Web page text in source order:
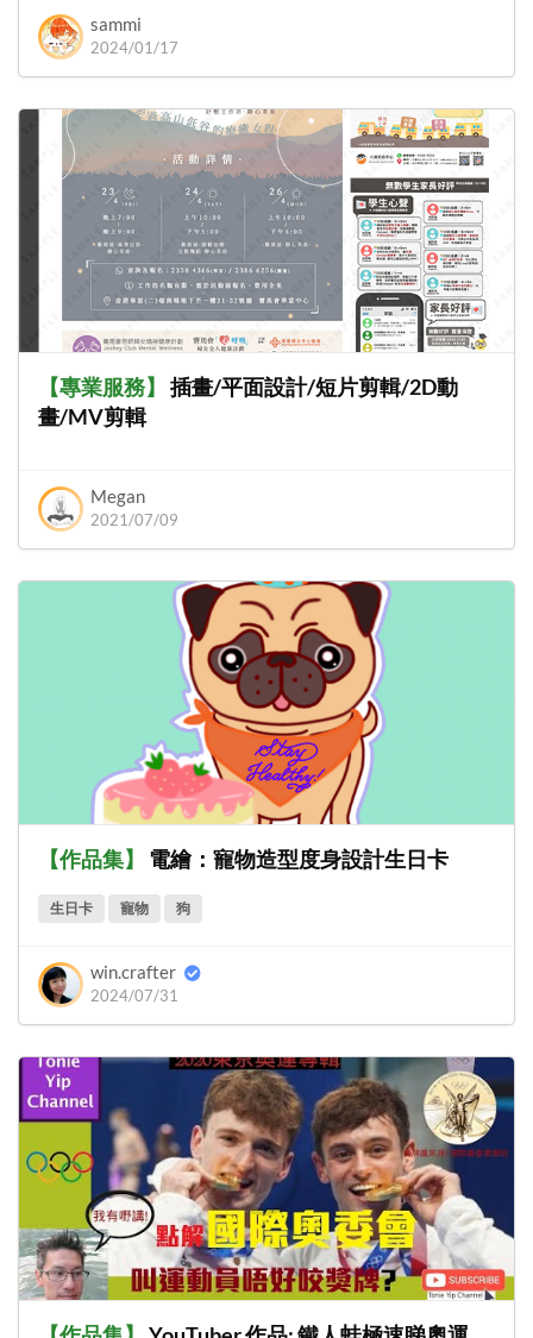
sammi
2024/01/17
【專業服務】 插畫/平面設計/短片剪輯/2D動
畫/MV剪輯
Megan
2021/07/09
【作品集】 電繪：寵物造型度身設計生日卡
生日卡 寵物 狗
win.crafter
2024/07/31